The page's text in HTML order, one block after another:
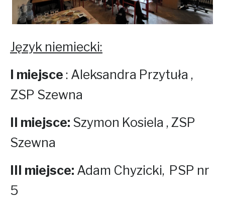
Język niemiecki:
I miejsce : Aleksandra Przytuła ,
ZSP Szewna
II miejsce: Szymon Kosiela , ZSP
Szewna
III miejsce: Adam Chyzicki, PSP nr
5